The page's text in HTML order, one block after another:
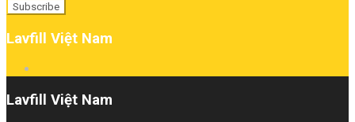
Lavfill Việt Nam
Lavfill Việt Nam